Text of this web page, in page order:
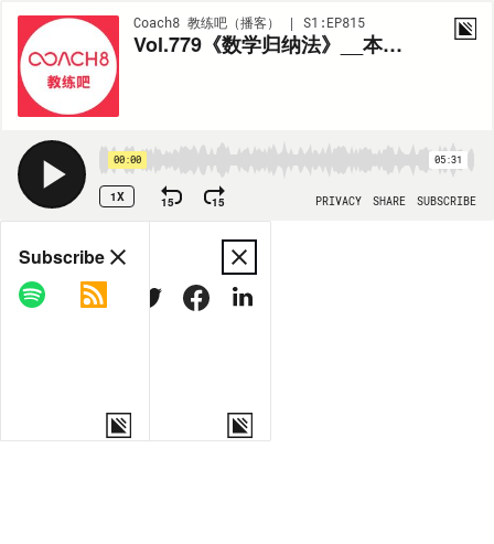
Coach8 教练吧（播客） | S1:EP815
Vol.779《数学归纳法》__本文将带你了解数学归纳法这一简单
00:00 05:31
1X 15 15 PRIVACY SHARE SUBSCRIBE
Share
COPY LINK
MORE OPTIONS
Subscribe